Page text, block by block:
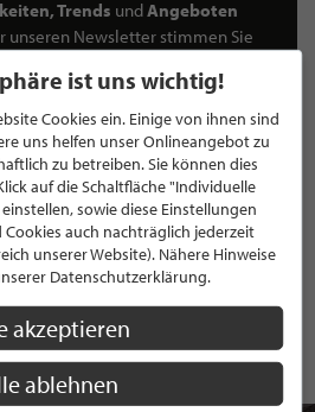
Trends undAngeboten
unseren Newsletter stimmen Sie
Newsletter stimmen Sie unseren
ist uns wichtig!
Cookies ein. Einige von ihnen sind
uns helfen unser Onlineangebot zu
zu betreiben. Sie können dies
auf die Schaltfläche "Individuelle
sowie diese Einstellungen
auch nachträglich jederzeit
unserer Website). Nähere Hinweise
Datenschutzerklärung.
akzeptieren
ablehnen